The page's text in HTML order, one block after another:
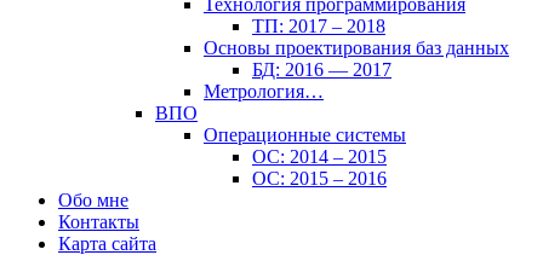
ТП: 2017 – 2018
Основы проектирования баз данных
БД: 2016 — 2017
Метрология…
ВПО
Операционные системы
ОС: 2014 – 2015
ОС: 2015 – 2016
Обо мне
Контакты
Карта сайта